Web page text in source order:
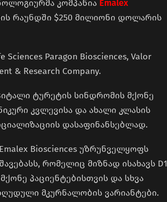
კომპანია Emalex
რაუნდში $250 მილიონი დოლარის
Paragon Biosciences, Valor
& Research Company.
ტურეტის სინდრომის მქონე
კვლევისა და ახალი კლასის
დასაფინანსებლად.
Biosciences უზრუნველყოფს
რომელიც მიზნად ისახავს D1
პაციენტებისთვის და სხვა
მკურნალობის ვარიანტები.